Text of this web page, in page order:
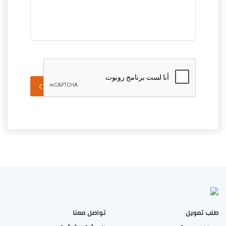
إرسال الرسالة
طلب تمويل
تواصل معنا